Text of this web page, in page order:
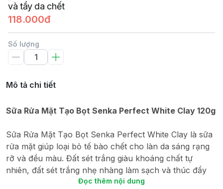
và tẩy da chết
118.000đ
Số lượng
Mô tả chi tiết
Sữa Rửa Mặt Tạo Bọt Senka Perfect White Clay 120g
Sữa Rửa Mặt Tạo Bọt Senka Perfect White Clay là sữa
rửa mặt giúp loại bỏ tế bào chết cho làn da sáng rạng
rỡ và đều màu. Đất sét trắng giàu khoáng chất tự
nhiên, đất sét trắng nhẹ nhàng làm sạch và thúc đẩy
quá trình trao đổi chất của da.
Đọc thêm nội dung